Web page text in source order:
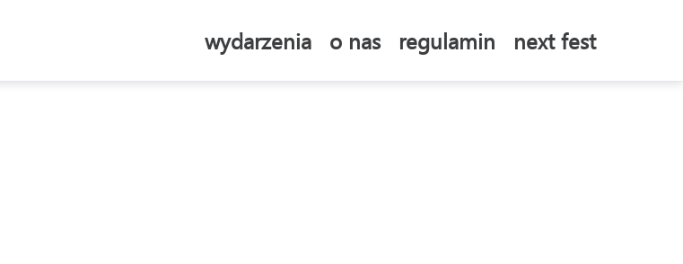
wydarzenia o nas regulamin next fest